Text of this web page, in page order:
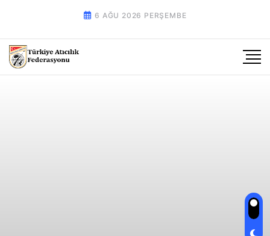
6 AĞU 2026 PERŞEMBE